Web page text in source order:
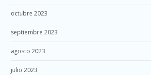
octubre 2023
septiembre 2023
agosto 2023
julio 2023